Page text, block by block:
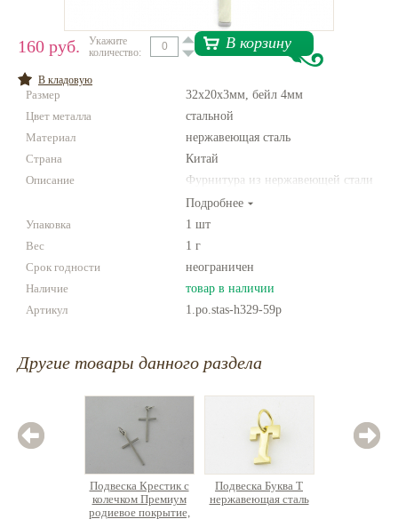
Нетемнеющая фурнитура
Всё для вышивки
Проволока
Натуральные камни
Каталог
Новинки!
Фотофорум
160 руб.
Укажите
количество:
В корзину
В кладовую
Размер
32х20х3мм, бейл 4мм
Цвет металла
стальной
Материал
нержавеющая сталь
Страна
Китай
Описание
Фурнитура из нержавеющей стали
Подробнее
Упаковка
1 шт
Вес
1 г
Срок годности
неограничен
Наличие
товар в наличии
Артикул
1.po.stas-h329-59p
Другие товары данного раздела
Подвеска Крестик с
колечком Премиум
родиевое покрытие,
Подвеска Буква T
нержавеющая сталь